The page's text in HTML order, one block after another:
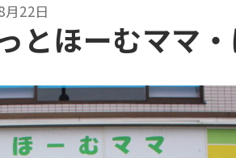
22日
とほーむママ